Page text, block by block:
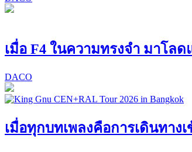
เมื่อ F4 ในความทรงจำ มาโล
DACO
เมื่อทุกบทเพลงคือการเดินทาง